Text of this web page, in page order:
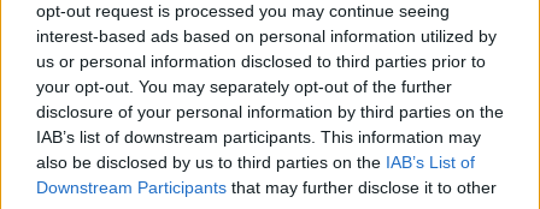
opt-out request is processed you may continue seeing
interest-based ads based on personal information utilized by
us or personal information disclosed to third parties prior to
your opt-out. You may separately opt-out of the further
disclosure of your personal information by third parties on the
IAB’s list of downstream participants. This information may
also be disclosed by us to third parties on the IAB’s List of
Downstream Participants that may further disclose it to other
Opskriftsinfo
Ret : Kold Dessert-Granite
Hovedingrediens :Frugt- Æbler
Kilde : Bjørn Kok